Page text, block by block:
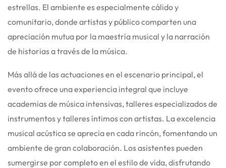
estrellas. El ambiente es especialmente cálido y
comunitario, donde artistas y público comparten una
apreciación mutua por la maestría musical y la narración
de historias a través de la música.
Más allá de las actuaciones en el escenario principal, el
evento ofrece una experiencia integral que incluye
academias de música intensivas, talleres especializados de
instrumentos y talleres íntimos con artistas. La excelencia
musical acústica se aprecia en cada rincón, fomentando un
ambiente de gran colaboración. Los asistentes pueden
sumergirse por completo en el estilo de vida, disfrutando